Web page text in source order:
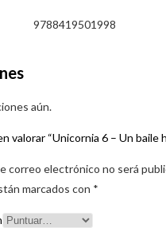
9788419501998
aún.
valorar “Unicornia 6 – Un baile
correo electrónico no será
marcados con *